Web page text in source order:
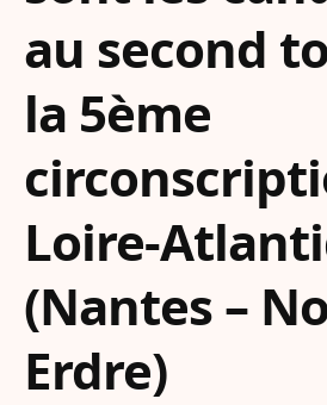
au second
la 5ème
Loire-
(Nantes –
Erdre)